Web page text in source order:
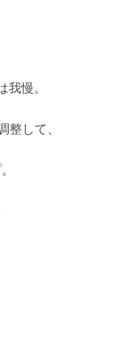
慢。
して、